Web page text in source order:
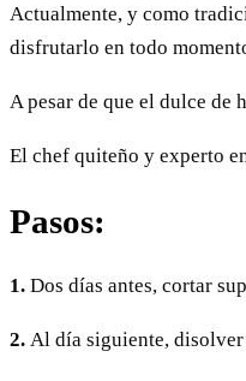
Actualmente, y como
disfrutarlo en todo
A pesar de que el dulce de
El chef quiteño y experto
Pasos:
1. Dos días antes, cortar
2. Al día siguiente, disolver